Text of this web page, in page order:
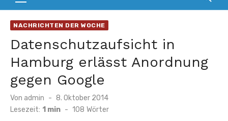
NACHRICHTEN DER WOCHE
Datenschutzaufsicht in
Hamburg erlässt Anordnung
gegen Google
Von admin
Veröffentlicht
am
8. Oktober 2014
Lesezeit: 1 min - 108 Wörter